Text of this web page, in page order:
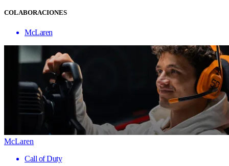
COLABORACIONES
McLaren
McLaren
Call of Duty